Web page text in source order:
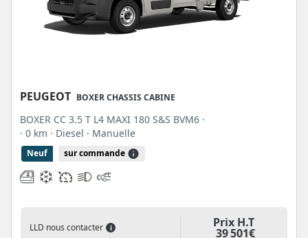
PEUGEOT BOXER CHASSIS CABINE
BOXER CC 3.5 T L4 MAXI 180 S&S BVM6 ·
· 0 km · Diesel · Manuelle
Neuf sur commande
LLD nous contacter i Prix H.T
39 501€